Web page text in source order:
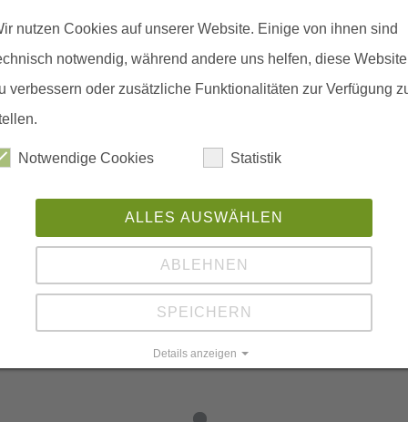
auch in ungewöhnlichen Formaten
Zeit und das Moor!
Bibliothek:
nutzen Cookies auf unserer Website. Einige von ihnen sind
notwendig, während andere uns helfen, diese Website
verbessern oder zusätzliche Funktionalitäten zur Verfügung
Notwendige Cookies Statistik
ALLES AUSWÄHLEN
ABLEHNEN
SPEICHERN
Details anzeigen